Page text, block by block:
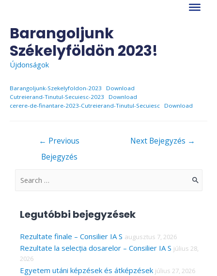
contentBarangoljunk
Székelyföldön 2023!
Újdonságok
Barangoljunk-Szekelyfoldon-2023
Download
Cutreierand-Tinutul-Secuiesc-2023
Download
cerere-de-finantare-2023-Cutreierand-Tinutul-Secuiesc
Download
← Previous
Bejegyzés
Next Bejegyzés →
S
c
h
f
Legutóbbi bejegyzések
Rezultate finale – Consilier IA S augusztus 7, 2026
Rezultate la selecția dosarelor – Consilier IA S július 28,
2026
Egyetem utáni képzések és átképzések július 27, 2026